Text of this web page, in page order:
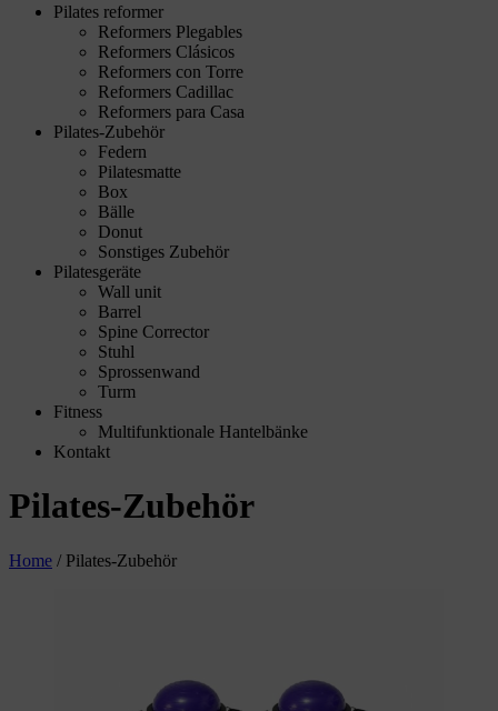
Pilates reformer
Reformers Plegables
Reformers Clásicos
Reformers con Torre
Reformers Cadillac
Reformers para Casa
Pilates-Zubehör
Federn
Pilatesmatte
Box
Bälle
Donut
Sonstiges Zubehör
Pilatesgeräte
Wall unit
Barrel
Spine Corrector
Stuhl
Sprossenwand
Turm
Fitness
Multifunktionale Hantelbänke
Kontakt
Pilates-Zubehör
Home / Pilates-Zubehör